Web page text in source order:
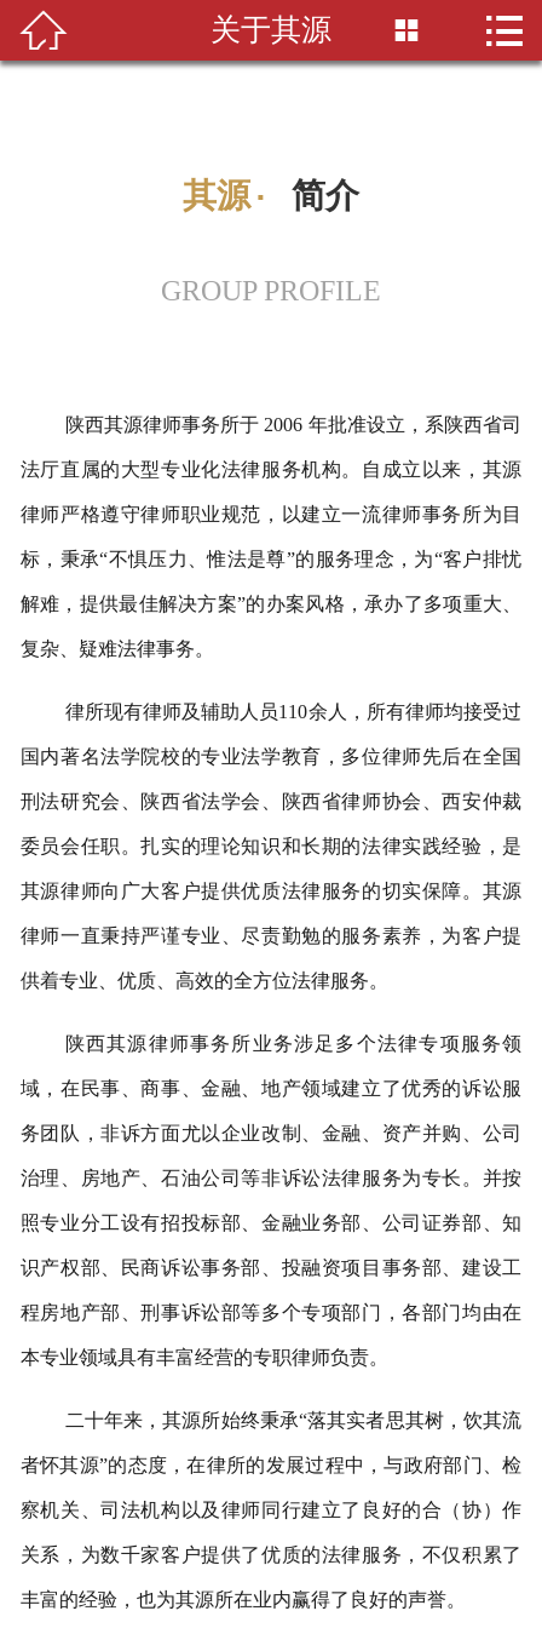
 首页
新闻中心
联系我们
 关于其源  
其源· 简介
GROUP PROFILE
陕西其源律师事务所于 2006 年批准设立，系陕西省司
法厅直属的大型专业化法律服务机构。自成立以来，其源
律师严格遵守律师职业规范，以建立一流律师事务所为目
标，秉承“不惧压力、惟法是尊”的服务理念，为“客户排忧
解难，提供最佳解决方案”的办案风格，承办了多项重大、
复杂、疑难法律事务。
律所现有律师及辅助人员110余人，所有律师均接受过
国内著名法学院校的专业法学教育，多位律师先后在全国
刑法研究会、陕西省法学会、陕西省律师协会、西安仲裁
委员会任职。扎实的理论知识和长期的法律实践经验，是
其源律师向广大客户提供优质法律服务的切实保障。其源
律师一直秉持严谨专业、尽责勤勉的服务素养，为客户提
供着专业、优质、高效的全方位法律服务。
陕西其源律师事务所业务涉足多个法律专项服务领
域，在民事、商事、金融、地产领域建立了优秀的诉讼服
务团队，非诉方面尤以企业改制、金融、资产并购、公司
治理、房地产、石油公司等非诉讼法律服务为专长。并按
照专业分工设有招投标部、金融业务部、公司证券部、知
识产权部、民商诉讼事务部、投融资项目事务部、建设工
程房地产部、刑事诉讼部等多个专项部门，各部门均由在
本专业领域具有丰富经营的专职律师负责。
二十年来，其源所始终秉承“落其实者思其树，饮其流
者怀其源”的态度，在律所的发展过程中，与政府部门、检
察机关、司法机构以及律师同行建立了良好的合（协）作
关系，为数千家客户提供了优质的法律服务，不仅积累了
丰富的经验，也为其源所在业内赢得了良好的声誉。